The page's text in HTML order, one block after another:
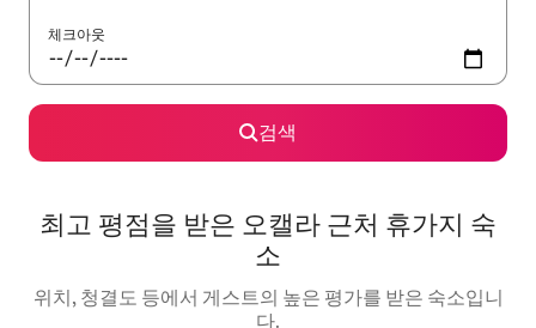
체크아웃
검색
최고 평점을 받은 오캘라 근처 휴가지 숙
소
위치, 청결도 등에서 게스트의 높은 평가를 받은 숙소입니
다.